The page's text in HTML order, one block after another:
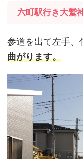
六町駅行き大鷲
参道を出て左手、
曲がります。